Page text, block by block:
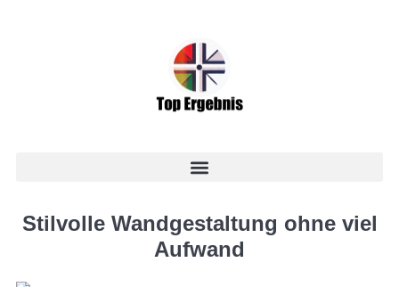
Stilvolle Wandgestaltung ohne viel
Aufwand